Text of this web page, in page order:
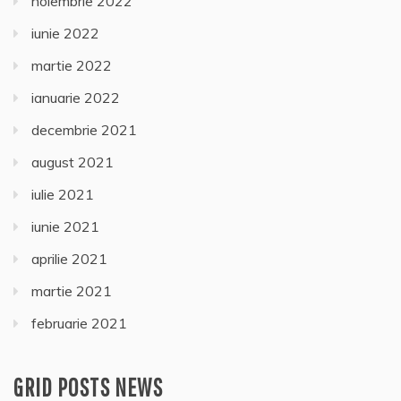
iunie 2022
martie 2022
ianuarie 2022
decembrie 2021
august 2021
iulie 2021
iunie 2021
aprilie 2021
martie 2021
februarie 2021
GRID POSTS NEWS